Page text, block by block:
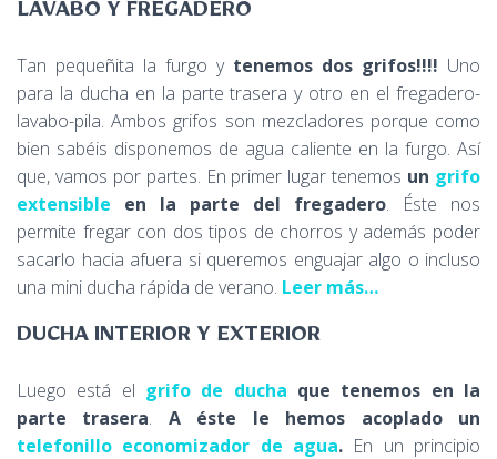
LAVABO Y FREGADERO
Tan pequeñita la furgo y tenemos dos grifos!!!! Uno
para la ducha en la parte trasera y otro en el fregadero-
lavabo-pila. Ambos grifos son mezcladores porque como
bien sabéis disponemos de agua caliente en la furgo. Así
que, vamos por partes. En primer lugar tenemos un grifo
extensible en la parte del fregadero. Éste nos
permite fregar con dos tipos de chorros y además poder
sacarlo hacia afuera si queremos enguajar algo o incluso
una mini ducha rápida de verano. Leer más…
DUCHA INTERIOR Y EXTERIOR
Luego está el grifo de ducha que tenemos en la
parte trasera. A éste le hemos acoplado un
telefonillo economizador de agua. En un principio